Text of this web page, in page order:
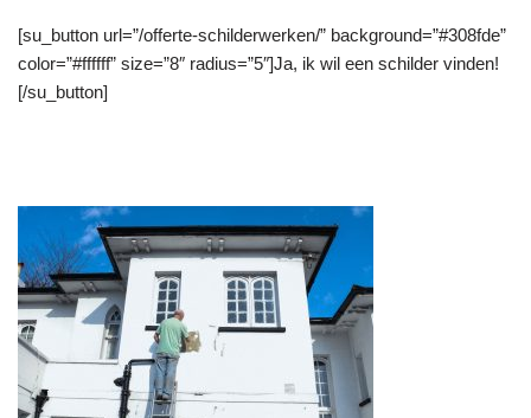
[su_button url=”/offerte-schilderwerken/” background=”#308fde”
color=”#ffffff” size=”8″ radius=”5″]Ja, ik wil een schilder vinden!
[/su_button]